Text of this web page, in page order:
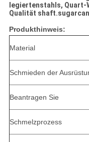
legiertenstahls, Quart-
Qualität
Produkthinweis:
Material
Schmieden der
Beantragen Sie
Schmelzprozess